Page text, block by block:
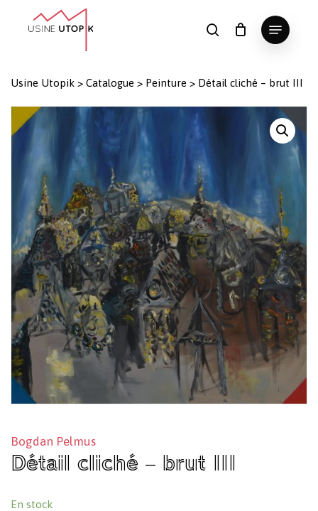
search
Menu
Panier Fermer
le
Usine Utopik > Catalogue > Peinture > Détail cliché – brut III
Bogdan Pelmus
Détail cliché – brut III
En stock
Close